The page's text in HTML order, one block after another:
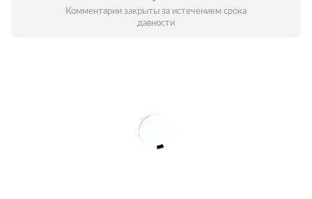
Комментарии закрыты за истечением срока
давности